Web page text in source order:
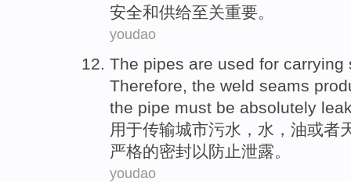
安全和供给至关重要。
youdao
The pipes are used for carrying
Therefore, the weld seams
the pipe must be absolutely
用于传输城市污水 ， 水 ， 油或者
严格的密封以防止泄露。
youdao